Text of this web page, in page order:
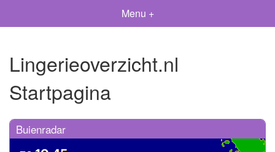
Menu +
Lingerieoverzicht.nl
Startpagina
Buienradar